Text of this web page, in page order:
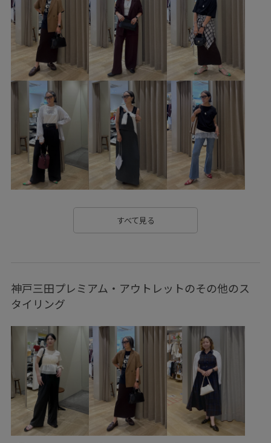
Tシャツ/カットソー シャツ/ブラウス パンツ
ショルダーバッグ GDH16500 GDM16610 GDS16100
GIX16120 0318PRESS対象商品 1枚でも着れる
2026カナパ 26mother'sday 26RPUVCARE
26SSlightouter_4 26SSRPgoods 26SSお着軽シャツ
26SSカナパシリーズ 2WAYで使える blouse_pickup
RP26SS RP26SS_goods RP26SS着映えトップス
UVカット Web限定カラー Wtops_pickup
お気に入りアイテム_pickup
きれいめ こなれ感 さらりとした
みんながチェックしているアイテム_pickup イージーパンツ
オフィス
カシュクール カジュアル カーディガン
カードケース ガウチョパンツ キャミソール
キーホルダー コットン サイズ調整 サステナブル
サマーニット シアー シャツ
シワになりにくい シンプル シンプルなニット
すべて見る
神戸三田プレミアム・アウトレットのその他のス
タイリング